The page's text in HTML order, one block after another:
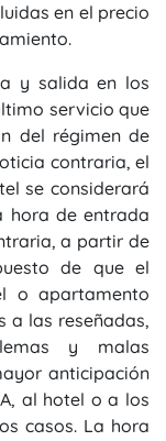
en el precio
y salida en los
servicio que
del régimen de
contraria, el
se considerará
hora de entrada
a partir de
de que el
o apartamento
a las reseñadas,
y malas
anticipación
al hotel o a los
casos. La hora